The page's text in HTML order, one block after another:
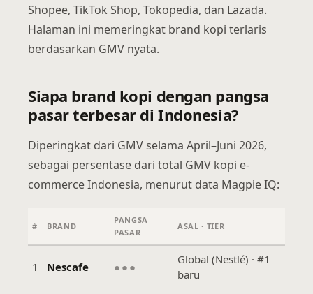
Shopee, TikTok Shop, Tokopedia, dan Lazada.
Halaman ini memeringkat brand kopi terlaris
berdasarkan GMV nyata.
Siapa brand kopi dengan pangsa
pasar terbesar di Indonesia?
Diperingkat dari GMV selama April–Juni 2026,
sebagai persentase dari total GMV kopi e-
commerce Indonesia, menurut data Magpie IQ:
# BRAND
PANGSA
PASAR
ASAL · TIER
1 Nescafe ●●●
Global (Nestlé) · #1
baru